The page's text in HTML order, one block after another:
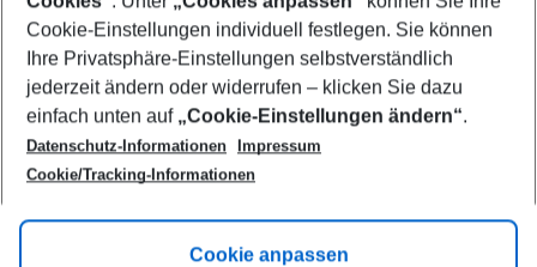
Footer navigation
Über uns
AGB
Cookie-Einstellungen ändern
Cookie-Richtlinie
Datenschutz
Service & Hilfe
Barrierefreies Reisen
Check-in
Flugbeschränkungen
Folgen Sie uns
Cookie-Einstellungen individuell festlegen. Sie können
Ihre Privatsphäre-Einstellungen selbstverständlich
jederzeit ändern oder widerrufen – klicken Sie dazu
einfach unten auf „Cookie-Einstellungen ändern“.
Datenschutz-Informationen
Impressum
Cookie/Tracking-Informationen
Cookie anpassen